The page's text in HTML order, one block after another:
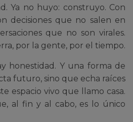
Ya no huyo: construyo. Con
decisiones que no salen en
que no son virales.
por la gente, por el tiempo.
honestidad. Y una forma de
futuro, sino que echa raíces
espacio vivo que llamo casa.
al fin y al cabo, es lo único